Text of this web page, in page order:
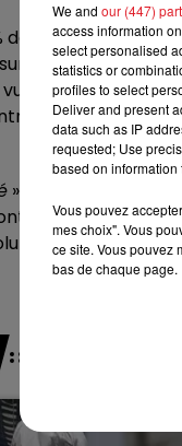
des cabinets
maladie.
d’un accord
la place du
» avec la Caisse
à partir du 2
de
We and our (447)
access information
select personalised
statistics or
profiles to select
Deliver and present
data such as IP
requested; Use
based on information
Vous pouvez
mes choix". Vous
ce site. Vous pouvez
bas de chaque page.